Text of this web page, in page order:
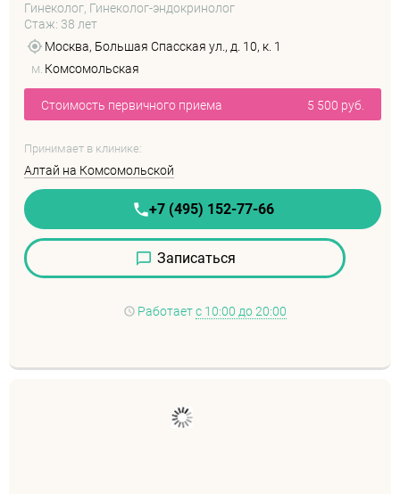
Гинеколог, Гинеколог-эндокринолог
Стаж: 38 лет
Москва, Большая Спасская ул., д. 10, к. 1
м. Комсомольская
Стоимость первичного приема 5 500 руб.
Принимает в клинике:
Алтай на Комсомольской
+7 (495) 152-77-66
Записаться
Работает с 10:00 до 20:00